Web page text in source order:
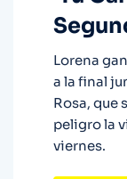
Lorena
a la final
Rosa, que
peligro la
viernes.